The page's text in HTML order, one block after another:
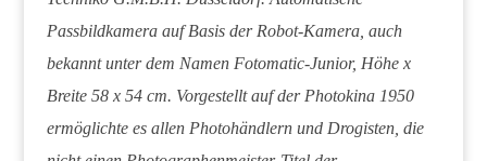
Passbildkamera auf Basis der Robot-Kamera, auch
bekannt unter dem Namen Fotomatic-Junior, Höhe x
Breite 58 x 54 cm. Vorgestellt auf der Photokina 1950
ermöglichte es allen Photohändlern und Drogisten, die